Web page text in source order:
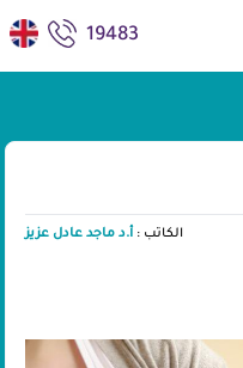
الكاتب : أ.د ماجد عادل عزيز
19483